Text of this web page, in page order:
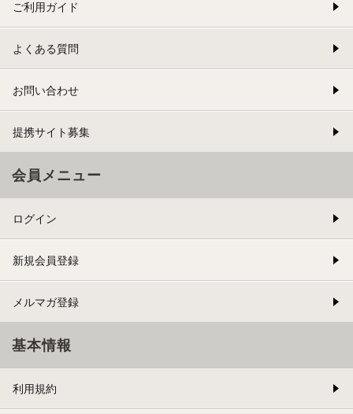
ご利用ガイド
よくある質問
お問い合わせ
提携サイト募集
会員メニュー
ログイン
新規会員登録
メルマガ登録
基本情報
利用規約